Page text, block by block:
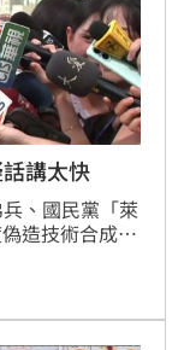
講太快
、國民黨「萊
造技術合成總
有事衝著我